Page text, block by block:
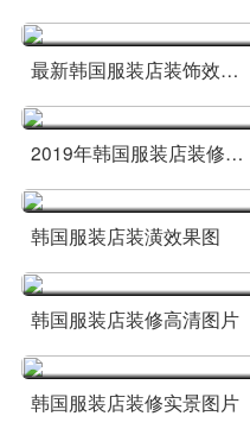
最新韩国服装店装饰效果图
2019年韩国服装店装修效果图
韩国服装店装潢效果图
韩国服装店装修高清图片
韩国服装店装修实景图片